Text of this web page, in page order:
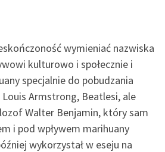
wymieniać nazwiska
kulturowo i społecznie i
specjalnie do pobudzania
Armstrong, Beatlesi, ale
Walter Benjamin, który sam
i pod wpływem marihuany
wykorzystał w eseju na